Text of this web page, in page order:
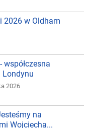
2026 w Oldham
współczesna
Londynu
2026
na
Wojciecha...